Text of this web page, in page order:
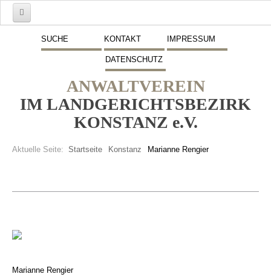
SUCHE KONTAKT IMPRESSUM
DATENSCHUTZ
ANWALTVEREIN
IM LANDGERICHTSBEZIRK
KONSTANZ e.V.
Aktuelle Seite: Startseite Konstanz Marianne Rengier
Schwerpunkte
Beitritt zum Verein
Marianne Rengier